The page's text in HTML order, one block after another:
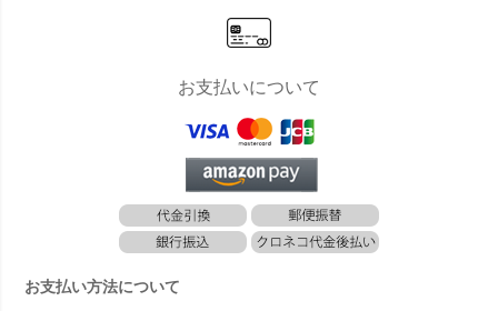
お支払いについて
お支払い方法について